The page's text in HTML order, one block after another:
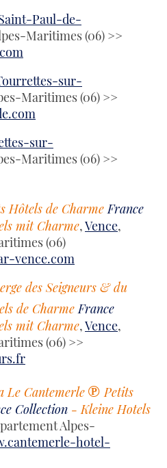
Paul-de-
Maritimes (06) >>
sur-
Maritimes (06) >>
sur-
Maritimes (06) >>
Hôtels de CharmeFrance
mit Charme,Vence,
(06)
vence.com
des Seigneurs & du
de CharmeFrance
mit Charme,Vence,
(06) >>
Le Cantemerle ℗Petits
Collection - Kleine Hotels
Alpes-
hotel-